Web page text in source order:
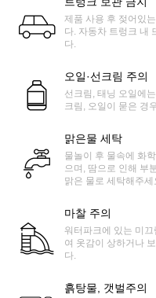
제품 사용 후 젖어있
다. 자동차 트렁크 내
다.
오일·선크림 주의
선크림, 태닝 오일에
크림, 오일이 묻은 경
맑은물 세탁
물놀이 후 물속에 화
으며, 땀으로 인해 부
맑은 물로 세탁해주세
마찰 주의
워터파크에 있는 미
여 옷감이 상하거나
다.
흙탕물, 갯벌주의